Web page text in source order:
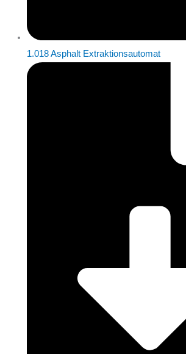
1.018 Asphalt Extraktionsautomat